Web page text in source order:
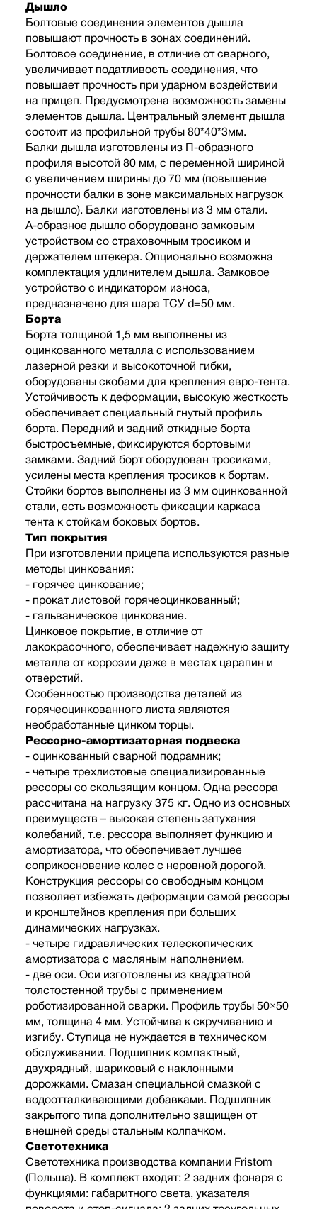
Дышло
Болтовые соединения элементов дышла
повышают прочность в зонах соединений.
Болтовое соединение, в отличие от сварного,
увеличивает податливость соединения, что
повышает прочность при ударном воздействии
на прицеп. Предусмотрена возможность замены
элементов дышла. Центральный элемент дышла
состоит из профильной трубы 80*40*3мм.
Балки дышла изготовлены из П-образного
профиля высотой 80 мм, с переменной шириной
с увеличением ширины до 70 мм (повышение
прочности балки в зоне максимальных нагрузок
на дышло). Балки изготовлены из 3 мм стали.
А-образное дышло оборудовано замковым
устройством со страховочным тросиком и
держателем штекера. Опционально возможна
комплектация удлинителем дышла. Замковое
устройство с индикатором износа,
предназначено для шара ТСУ d=50 мм.
Борта
Борта толщиной 1,5 мм выполнены из
оцинкованного металла с использованием
лазерной резки и высокоточной гибки,
оборудованы скобами для крепления евро-тента.
Устойчивость к деформации, высокую жесткость
обеспечивает специальный гнутый профиль
борта. Передний и задний откидные борта
быстросъемные, фиксируются бортовыми
замками. Задний борт оборудован тросиками,
усилены места крепления тросиков к бортам.
Стойки бортов выполнены из 3 мм оцинкованной
стали, есть возможность фиксации каркаса
тента к стойкам боковых бортов.
Тип покрытия
При изготовлении прицепа используются разные
методы цинкования:
- горячее цинкование;
- прокат листовой горячеоцинкованный;
- гальваническое цинкование.
Цинковое покрытие, в отличие от
лакокрасочного, обеспечивает надежную защиту
металла от коррозии даже в местах царапин и
отверстий.
Особенностью производства деталей из
горячеоцинкованного листа являются
необработанные цинком торцы.
Рессорно-амортизаторная подвеска
- оцинкованный сварной подрамник;
- четыре трехлистовые специализированные
рессоры со скользящим концом. Одна рессора
рассчитана на нагрузку 375 кг. Одно из основных
преимуществ – высокая степень затухания
колебаний, т.е. рессора выполняет функцию и
амортизатора, что обеспечивает лучшее
соприкосновение колес с неровной дорогой.
Конструкция рессоры со свободным концом
позволяет избежать деформации самой рессоры
и кронштейнов крепления при больших
динамических нагрузках.
- четыре гидравлических телескопических
амортизатора с масляным наполнением.
- две оси. Оси изготовлены из квадратной
толстостенной трубы с применением
роботизированной сварки. Профиль трубы 50×50
мм, толщина 4 мм. Устойчива к скручиванию и
изгибу. Ступица не нуждается в техническом
обслуживании. Подшипник компактный,
двухрядный, шариковый с наклонными
дорожками. Смазан специальной смазкой с
водоотталкивающими добавками. Подшипник
закрытого типа дополнительно защищен от
внешней среды стальным колпачком.
Светотехника
Светотехника производства компании Fristom
(Польша). В комплект входят: 2 задних фонаря с
функциями: габаритного света, указателя